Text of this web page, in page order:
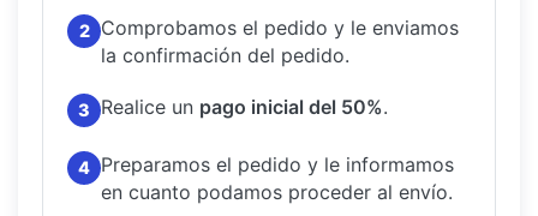
2
Comprobamos el pedido y le enviamos
la confirmación del pedido.
3 Realice un pago inicial del 50%.
4 Preparamos el pedido y le informamos
en cuanto podamos proceder al envío.